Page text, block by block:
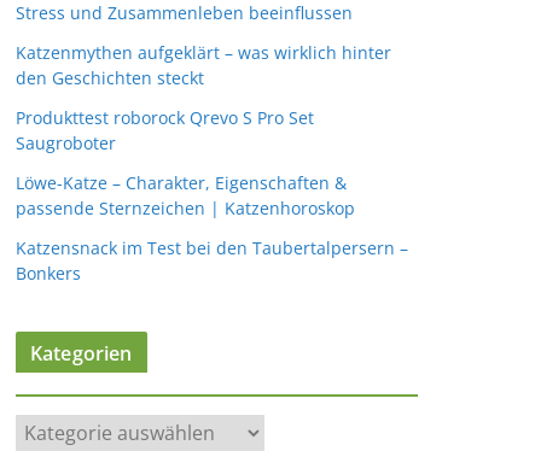
Stress und Zusammenleben beeinflussen
Katzenmythen aufgeklärt – was wirklich hinter
den Geschichten steckt
Produkttest roborock Qrevo S Pro Set
Saugroboter
Löwe-Katze – Charakter, Eigenschaften &
passende Sternzeichen | Katzenhoroskop
Katzensnack im Test bei den Taubertalpersern –
Bonkers
Kategorien